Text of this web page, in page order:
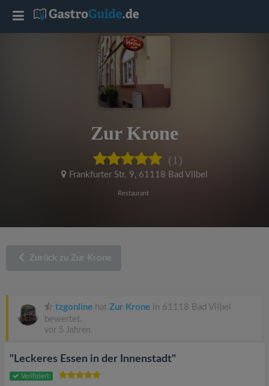
Zur Krone
(1)
Frankfurter Str. 9, 61118 Bad Vilbel
Restaurant
Zurück zu Zur Krone
tzgonline hat Zur Krone in 61118 Bad Vilbel
bewertet.
vor 5 Jahren
"Leckeres Essen in der Innenstadt"
Verifiziert
T
a